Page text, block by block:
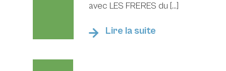
avec LES FRERES du […]
Lire la suite